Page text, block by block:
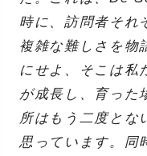
時に、訪問者それ
複雑な難しさを物
にせよ、そこは私
が成長し、育った
所はもう二度とな
思っています。同